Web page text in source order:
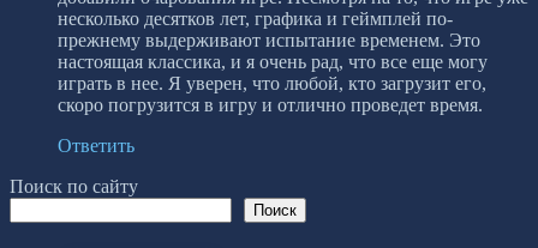
несколько десятков лет, графика и геймплей по-
прежнему выдерживают испытание временем. Это
настоящая классика, и я очень рад, что все еще могу
играть в нее. Я уверен, что любой, кто загрузит его,
скоро погрузится в игру и отлично проведет время.
Ответить
Поиск по сайту
Поиск